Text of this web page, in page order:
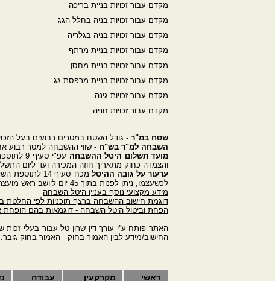
מקדם עבור זכויות בניית בריכה
מקדם עבור זכויות בניה בחלל הגג
מקדם עבור זכויות בניה בגלריה
מקדם עבור זכויות בניית מרתף
מקדם עבור זכויות בניית מחסן
מקדם עבור זכויות בניית מרפסת גג
מקדם עבור זכויות גינה
מקדם עבור זכויות חניה
שטח במ"ר - גודל השטח במטרים רבועים בעל
השבחה למ"ר בש"ח - שווי ההשבחה למטר רבוע
מועד תשלום היטל ההשבחה
עפ"י
והצמדה כחוק מתאריך חוזה המכירה ועד ליום
ערעור על גובה ההיטל
לכשעצמו, ניתן לפנות בתוך 45 יום ליושב ראש מועצת שמאי המקרקעין בבקשה למנוי שמאי מכריע לצורך הכרעה בענין גובה החיוב.
מידע מקצועי נוסף בעניין היטל השבחה
דוגמת חישוב ההשבחה ברצף תוכניות לפי החלטת
הפחת וביטול היטל השבחה - דוגמאות בהם הופחת
האתר פותח ע''י עורך דין שרון טלעבור בעלי זכות
החישוב/מידע לבין האמור בחוק - האמור בחוק
ראשי מקרקעין עבודה